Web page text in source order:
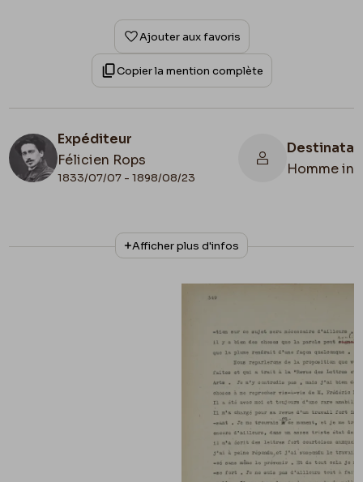
Ajouter aux favoris
Copier la mention complète
Expéditeur
Félicien Rops
1833/07/07 - 1898/08/23
Homme
N° d'inventaire
8810/t4/p348+8810/t4/p349
Tapuscrit Lefebvre - Kunel
Belgique, Bruxelles, Musées Royaux des
Beaux-Arts de Belgique, Archives de l'Art
Afficher plus d'infos